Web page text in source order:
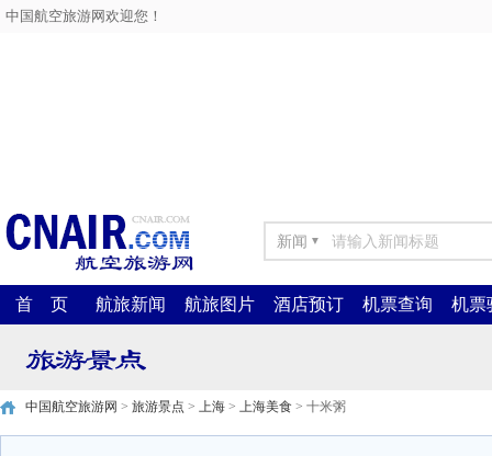
中国航空旅游网欢迎您！
新闻 ▼
首 页 航旅新闻 航旅图片 酒店预订 机票查询 机票
中国航空旅游网 > 旅游景点 > 上海 > 上海美食 > 十米粥